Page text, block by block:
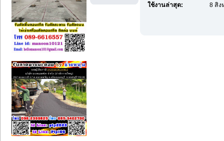
ใช้งานล่าสุด:
8 สิง